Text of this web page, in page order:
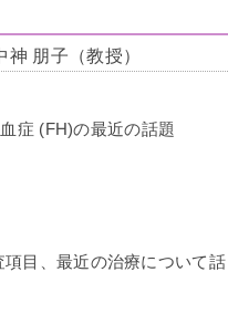
神 朋子（教授）
症 (FH)の最近の話題
目、最近の治療について